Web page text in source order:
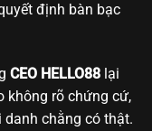
định bàn bạc
CEO HELLO88 lại
không rõ chứng cứ,
chằng có thật.